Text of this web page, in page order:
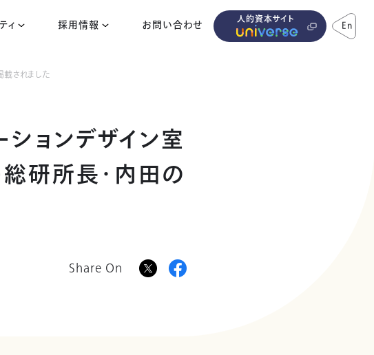
ィ 採用情報 お問い合わせ 人的資本サイト En
載されました
ョンデザイン室
総研所長・内田の
Share On